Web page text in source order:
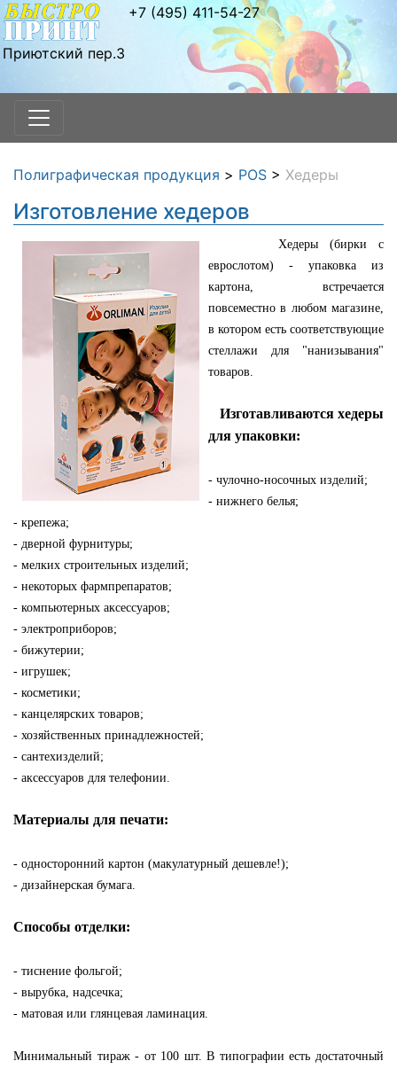
Приютский пер.3
+7 (495) 411-54-27
Полиграфическая продукция > POS > Хедеры
Изготовление хедеров
Хедеры (бирки с
еврослотом) - упаковка из
картона, встречается
повсеместно в любом магазине,
в котором есть соответствующие
стеллажи для "нанизывания"
товаров.
Изготавливаются хедеры
для упаковки:
- чулочно-носочных изделий;
- нижнего белья;
- крепежа;
- дверной фурнитуры;
- мелких строительных изделий;
- некоторых фармпрепаратов;
- компьютерных аксессуаров;
- электроприборов;
- бижутерии;
- игрушек;
- косметики;
- канцелярских товаров;
- хозяйственных принадлежностей;
- сантехизделий;
- аксессуаров для телефонии.
Материалы для печати:
- односторонний картон (макулатурный дешевле!);
- дизайнерская бумага.
Способы отделки:
- тиснение фольгой;
- вырубка, надсечка;
- матовая или глянцевая ламинация.
Минимальный тираж - от 100 шт. В типографии есть достаточный